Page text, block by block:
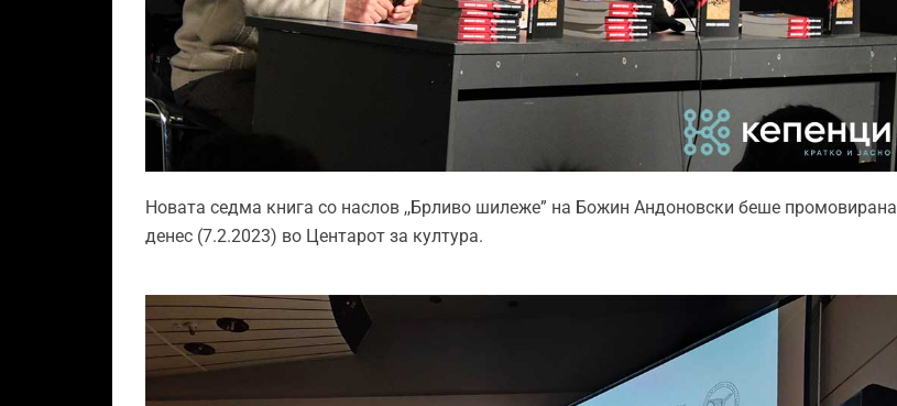
Новата седма книга со наслов ,,Брливо шилеже” на Божин Андоновски беше промовирана
денес (7.2.2023) во Центарот за култура.